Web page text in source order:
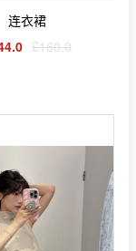
连衣裙
£160.0